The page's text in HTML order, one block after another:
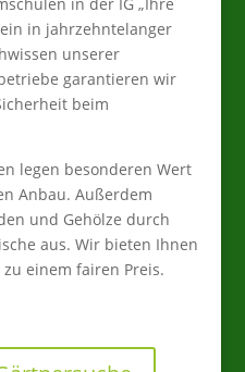
in jahrzehntelanger
unserer
garantieren wir
beim
legen besonderen Wert
Anbau. Außerdem
und Gehölze durch
aus. Wir bieten Ihnen
einem fairen Preis.